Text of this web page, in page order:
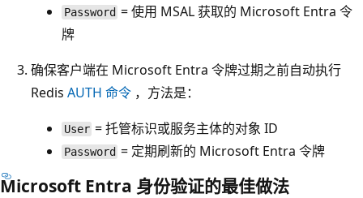
Password = 使用 MSAL 获取的 Microsoft Entra 令
牌
确保客户端在 Microsoft Entra 令牌过期之前自动执行
Redis AUTH 命令 ，方法是：
User = 托管标识或服务主体的对象 ID
Password = 定期刷新的 Microsoft Entra 令牌
Microsoft Entra 身份验证的最佳做法